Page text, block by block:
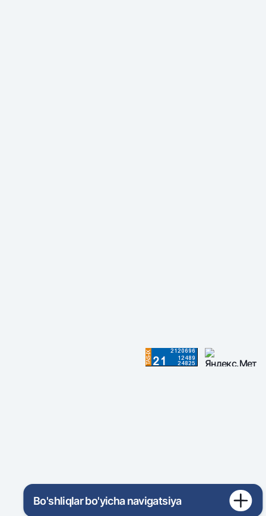
Bo'shliqlar bo'yicha navigatsiya